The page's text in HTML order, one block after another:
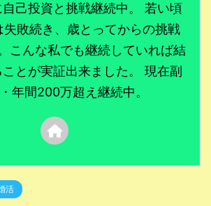
己投資と挑戦継続中。 若い頃
失敗続き、歳とってからの挑戦
こんな私でも継続していれば結
とが実証出来ました。 現在副
年間200万超え継続中。
活